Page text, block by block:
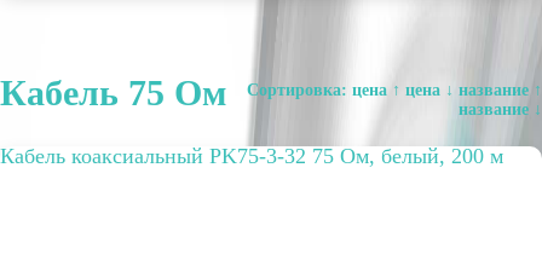
Кабель 75 Ом Сортировка: цена ↑ цена ↓ название ↑
название ↓
Кабель коаксиальный PK75-3-32 75 Ом, белый, 200 м